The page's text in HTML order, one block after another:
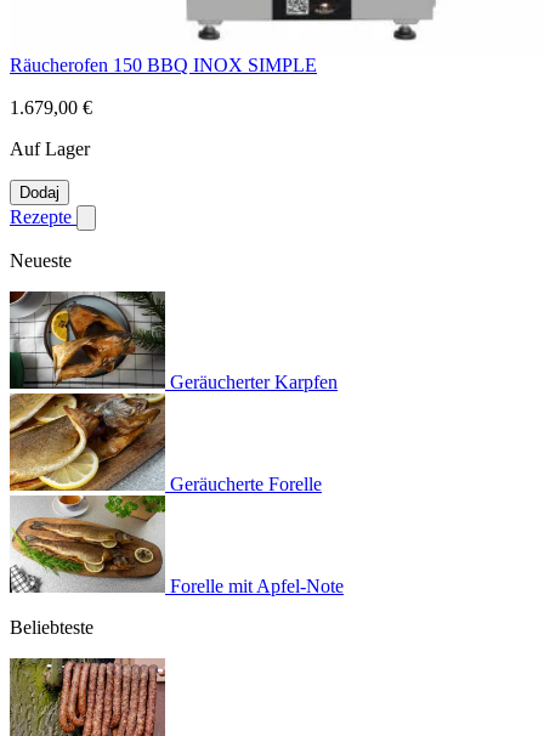
Räucherofen 150 BBQ INOX SIMPLE
1.679,00 €
Auf Lager
Dodaj
Rezepte
Untermenü für Rezepte anzeigen
Neueste
Geräucherter Karpfen
Geräucherte Forelle
Forelle mit Apfel-Note
Beliebteste